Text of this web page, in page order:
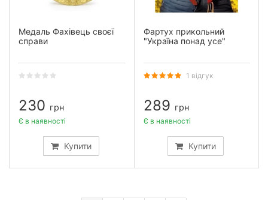
Медаль Фахівець своєї
справи
230 грн
Купити
Є в наявності
Фартух прикольний
"Україна понад усе"
1 відгук
289 грн
Купити
Є в наявності